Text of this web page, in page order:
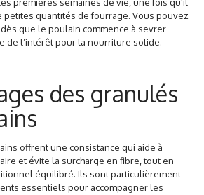
petites quantités de fourrage. Vous pouvez
que le poulain commence à sevrer
de l’intérêt pour la nourriture solide.
des granulés
offrent une consistance qui aide à
et évite la surcharge en fibre, tout en
équilibré. Ils sont particulièrement
essentiels pour accompagner les